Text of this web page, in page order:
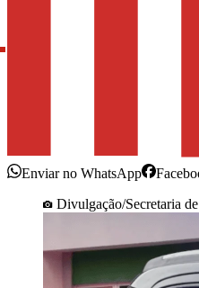
Enviar no WhatsApp
Divulgação/Secretaria